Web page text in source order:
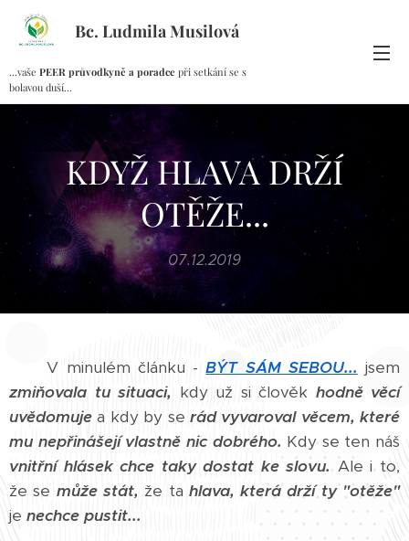
Bc. Ludmila Musilová
...vaše PEER průvodkyně a poradce při setkání se s
bolavou duší...
KDYŽ HLAVA DRŽÍ
OTĚŽE...
07.12.2019
V minulém článku -BÝT SÁM SEBOU... jsem
zmiňovala tu situaci, kdy už si člověk hodně věcí
uvědomuje a kdy by se rád vyvaroval věcem, které
mu nepřinášejí vlastně nic dobrého. Kdy se ten náš
vnitřní hlásek chce taky dostat ke slovu. Ale i to,
že se může stát, že ta hlava, která drží ty "otěže"
je nechce pustit...